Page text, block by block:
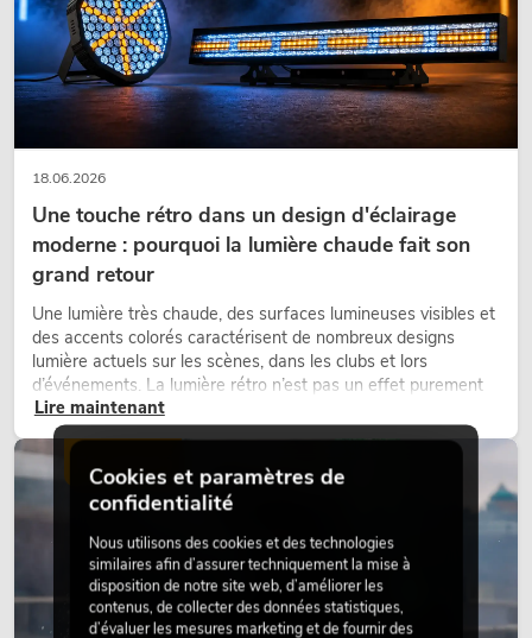
18.06.2026
Une touche rétro dans un design d'éclairage
moderne : pourquoi la lumière chaude fait son
grand retour
Une lumière très chaude, des surfaces lumineuses visibles et
des accents colorés caractérisent de nombreux designs
lumière actuels sur les scènes, dans les clubs et lors
d’événements. La lumière rétro n’est pas un effet purement
nostalgique, mais un outil de conception utilisé de manière
ciblée : elle crée une atmosphère, donne du caractère aux
scènes et peut rendre les configurations LED techniques plus
émotionnelles.
Lire maintenant
Cookies et paramètres de
confidentialité
Nous utilisons des cookies et des technologies
similaires afin d’assurer techniquement la mise à
disposition de notre site web, d’améliorer les
contenus, de collecter des données statistiques,
d’évaluer les mesures marketing et de fournir des